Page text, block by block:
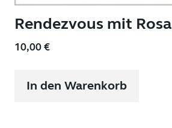
Rendezvous mit Rosa
10,00€
In den Warenkorb